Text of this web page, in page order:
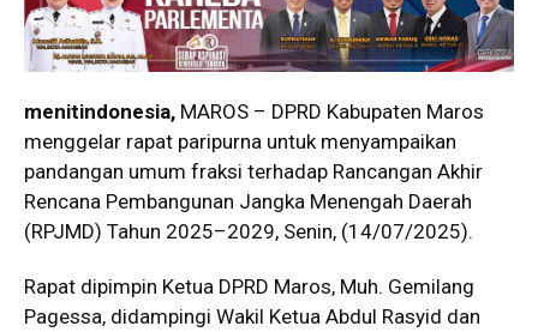
menitindonesia, MAROS – DPRD Kabupaten Maros
menggelar rapat paripurna untuk menyampaikan
pandangan umum fraksi terhadap Rancangan Akhir
Rencana Pembangunan Jangka Menengah Daerah
(RPJMD) Tahun 2025–2029, Senin, (14/07/2025).
Rapat dipimpin Ketua DPRD Maros, Muh. Gemilang
Pagessa, didampingi Wakil Ketua Abdul Rasyid dan